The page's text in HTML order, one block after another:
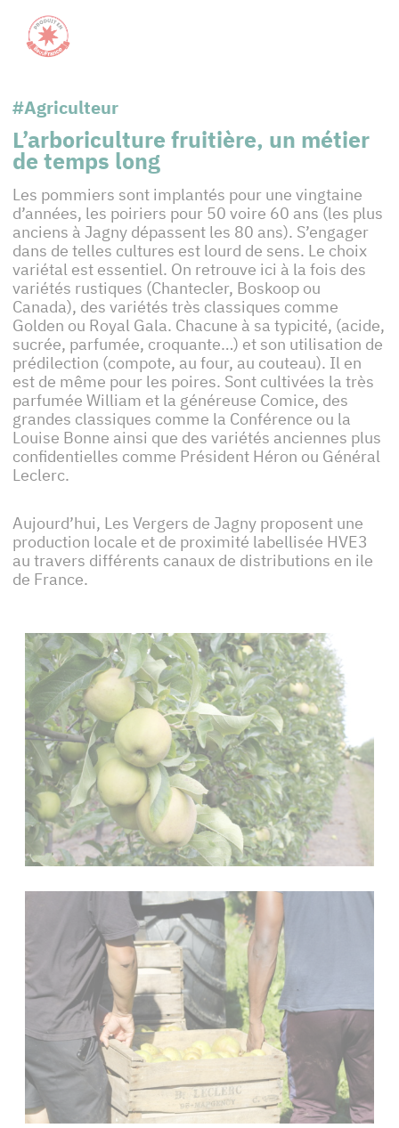
#Agriculteur
L’arboriculture fruitière, un métier
de temps long
Les pommiers sont implantés pour une vingtaine
d’années, les poiriers pour 50 voire 60 ans (les plus
anciens à Jagny dépassent les 80 ans). S’engager
dans de telles cultures est lourd de sens. Le choix
variétal est essentiel. On retrouve ici à la fois des
variétés rustiques (Chantecler, Boskoop ou
Canada), des variétés très classiques comme
Golden ou Royal Gala. Chacune à sa typicité, (acide,
sucrée, parfumée, croquante…) et son utilisation de
prédilection (compote, au four, au couteau). Il en
est de même pour les poires. Sont cultivées la très
parfumée William et la généreuse Comice, des
grandes classiques comme la Conférence ou la
Louise Bonne ainsi que des variétés anciennes plus
confidentielles comme Président Héron ou Général
Leclerc.
Aujourd’hui, Les Vergers de Jagny proposent une
production locale et de proximité labellisée HVE3
au travers différents canaux de distributions en ile
de France.